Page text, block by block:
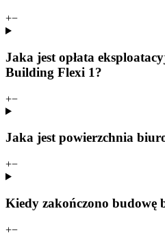
+−
Jaka jest opłata
Building Flexi 1?
+−
Jaka jest powierzchnia
+−
Kiedy zakończono budowę
+−